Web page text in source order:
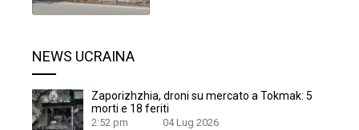
NEWS UCRAINA
Zaporizhzhia, droni su mercato a Tokmak: 5
morti e 18 feriti
2:52 pm 04 Lug 2026